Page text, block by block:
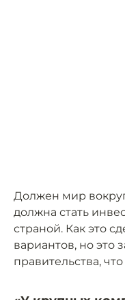
Должен мир
должна стать
страной. Как это
вариантов, но это
правительства,